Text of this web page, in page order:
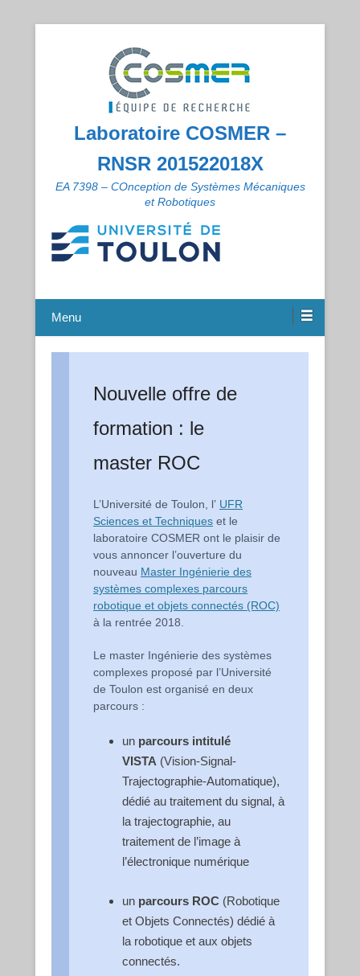
Laboratoire COSMER –
RNSR 201522018X
EA 7398 – COnception de Systèmes Mécaniques
et Robotiques
Menu
Nouvelle offre de
formation : le
master ROC
L’Université de Toulon, l’ UFR
Sciences et Techniques et le
laboratoire COSMER ont le plaisir de
vous annoncer l’ouverture du
nouveau Master Ingénierie des
systèmes complexes parcours
robotique et objets connectés (ROC)
à la rentrée 2018.
Le master Ingénierie des systèmes
complexes proposé par l’Université
de Toulon est organisé en deux
parcours :
un parcours intitulé
VISTA (Vision-Signal-
Trajectographie-Automatique),
dédié au traitement du signal, à
la trajectographie, au
traitement de l’image à
l’électronique numérique
un parcours ROC (Robotique
et Objets Connectés) dédié à
la robotique et aux objets
connectés.